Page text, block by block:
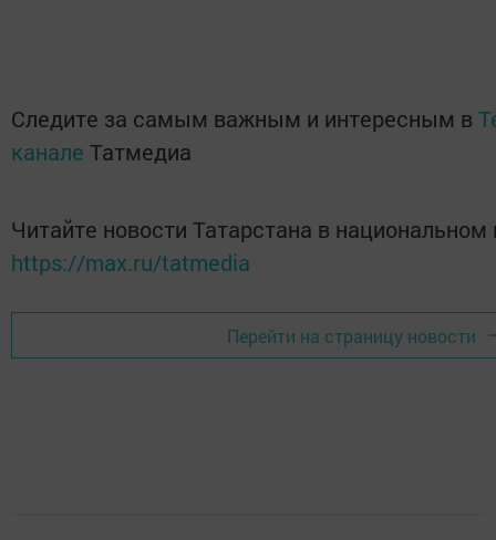
Следите за самым важным и интересным в
канале Татмедиа
Читайте новости Татарстана в
https://max.ru/tatmedia
Перейти на страницу новости